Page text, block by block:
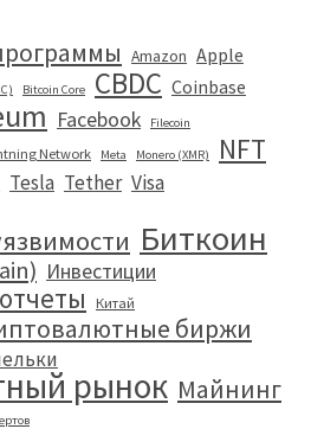
Amazon Apple
Bitcoin Core CBDC Coinbase
Facebook Filecoin
Network Meta Monero (XMR) NFT
Tesla Tether Visa
Биткоин
Инвестиции
Китай
биржи
рынок Майнинг